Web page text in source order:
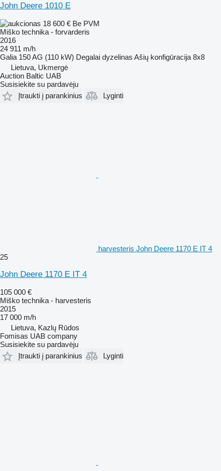
John Deere 1010 E
18 600 € Be PVM
Miško technika - forvarderis
2016
24 911 m/h
Galia 150 AG (110 kW) Degalai dyzelinas Ašių konfigūracija 8x8
Lietuva, Ukmergė
Auction Baltic UAB
Susisiekite su pardavėju
Įtraukti į parankinius
Lyginti
harvesteris John Deere 1170 E IT 4
25
John Deere 1170 E IT 4
105 000 €
Miško technika - harvesteris
2015
17 000 m/h
Lietuva, Kazlų Rūdos
Fomisas UAB company
Susisiekite su pardavėju
Įtraukti į parankinius
Lyginti